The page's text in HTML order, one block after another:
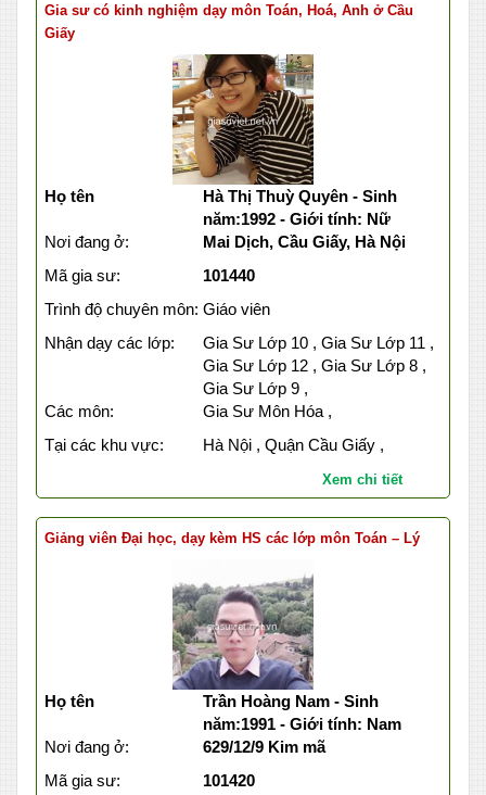
Gia sư có kinh nghiệm dạy môn Toán, Hoá, Anh ở Cầu
Giấy
Họ tên
Hà Thị Thuỳ Quyên - Sinh
năm:1992 - Giới tính: Nữ
Nơi đang ở:
Mai Dịch, Cầu Giấy, Hà Nội
Mã gia sư:
101440
Trình độ chuyên môn: Giáo viên
Nhận dạy các lớp:
Gia Sư Lớp 10 , Gia Sư Lớp 11 ,
Gia Sư Lớp 12 , Gia Sư Lớp 8 ,
Gia Sư Lớp 9 ,
Các môn:
Gia Sư Môn Hóa ,
Tại các khu vực:
Hà Nội , Quận Cầu Giấy ,
Xem chi tiết
Giảng viên Đại học, dạy kèm HS các lớp môn Toán – Lý
Họ tên
Trần Hoàng Nam - Sinh
năm:1991 - Giới tính: Nam
Nơi đang ở:
629/12/9 Kim mã
Mã gia sư:
101420